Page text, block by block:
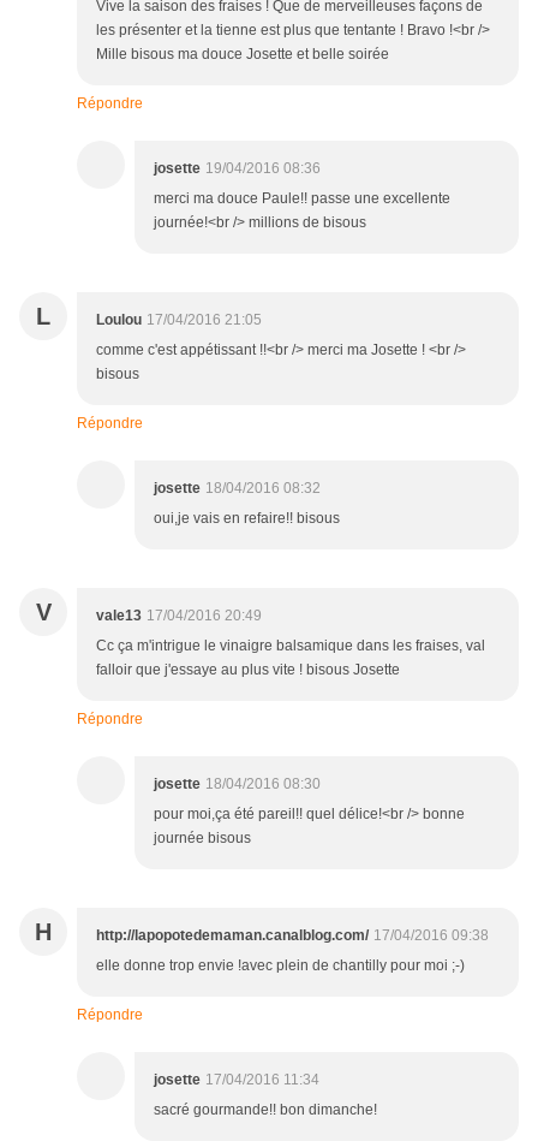
Vive la saison des fraises ! Que de merveilleuses façons de
les présenter et la tienne est plus que tentante ! Bravo !<br />
Mille bisous ma douce Josette et belle soirée
Répondre
josette 19/04/2016 08:36
merci ma douce Paule!! passe une excellente
journée!<br /> millions de bisous
L Loulou 17/04/2016 21:05
comme c'est appétissant !!<br /> merci ma Josette ! <br />
bisous
Répondre
josette 18/04/2016 08:32
oui,je vais en refaire!! bisous
V vale13 17/04/2016 20:49
Cc ça m'intrigue le vinaigre balsamique dans les fraises, val
falloir que j'essaye au plus vite ! bisous Josette
Répondre
josette 18/04/2016 08:30
pour moi,ça été pareil!! quel délice!<br /> bonne
journée bisous
H http://lapopotedemaman.canalblog.com/ 17/04/2016 09:38
elle donne trop envie !avec plein de chantilly pour moi ;-)
Répondre
josette 17/04/2016 11:34
sacré gourmande!! bon dimanche!